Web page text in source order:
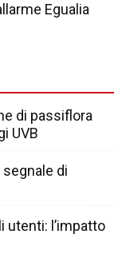
Egualia
di passiflora
UVB
di
utenti: l’impatto